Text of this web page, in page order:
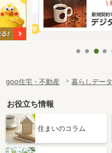
goo住宅・不動産 暮らしデータ
お役立ち情報
住まいのコラム